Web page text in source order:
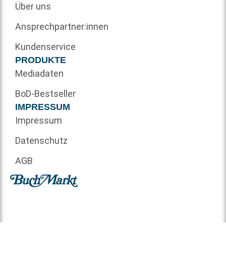
Über uns
Ansprechpartner:innen
Kundenservice
PRODUKTE
Mediadaten
BoD-Bestseller
IMPRESSUM
Impressum
Datenschutz
AGB